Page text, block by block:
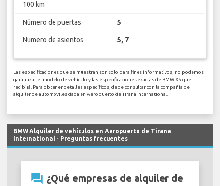
100 km
Número de puertas 5
Numero de asientos 5, 7
Las especificaciones que se muestran son solo para fines informativos, no podemos
garantizar el modelo de vehículo y las especificaciones exactas de BMW X5 que
recibirá. Para obtener detalles específicos, debe consultar con la compañía de
alquiler de automóviles dada en Aeropuerto de Tirana International.
BMW Alquiler de vehículos en Aeropuerto de Tirana
International - Preguntas frecuentes
question_answer ¿Qué empresas de alquiler de